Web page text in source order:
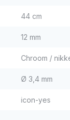
44 cm
12 mm
Chroom /
Ø 3,4 mm
icon-yes